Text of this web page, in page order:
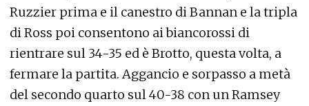
Ruzzier prima e il canestro di Bannan e la tripla
di Ross poi consentono ai biancorossi di
rientrare sul 34-35 ed è Brotto, questa volta, a
fermare la partita. Aggancio e sorpasso a metà
del secondo quarto sul 40-38 con un Ramsey